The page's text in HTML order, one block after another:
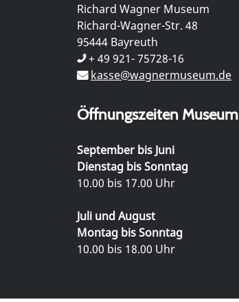
Richard Wagner Museum
Richard-Wagner-Str. 48
95444 Bayreuth
+ 49 921- 75728-16
kasse@wagnermuseum.de
Öffnungszeiten Museum
September bis Juni
Dienstag bis Sonntag
10.00 bis 17.00 Uhr
Juli und August
Montag bis Sonntag
10.00 bis 18.00 Uhr